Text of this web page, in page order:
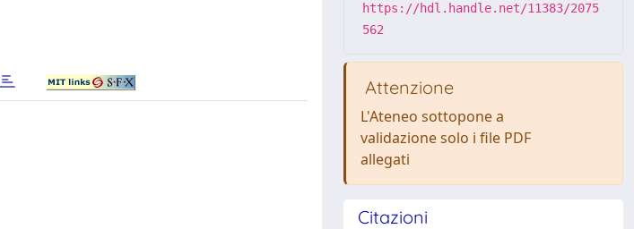
https://hdl.handle.net/11383/2075
562
Attenzione
L'Ateneo sottopone a
validazione solo i file PDF
allegati
Citazioni